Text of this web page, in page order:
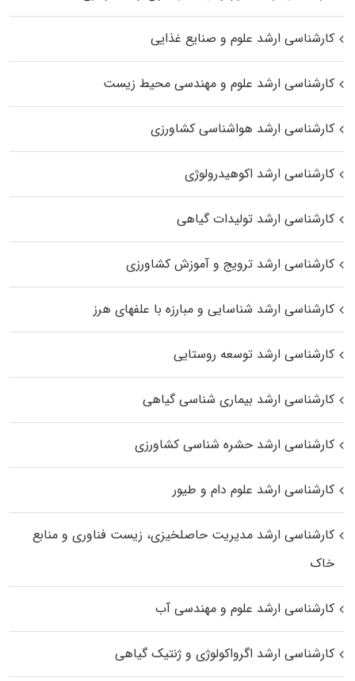
کارشناسی ارشد علوم و صنایع غذایی
کارشناسی ارشد علوم و مهندسی محیط زیست
کارشناسی ارشد هواشناسی کشاورزی
کارشناسی ارشد اکوهیدرولوژی
کارشناسی ارشد تولیدات گیاهی
کارشناسی ارشد ترویج و آموزش کشاورزی
کارشناسی ارشد شناسایی و مبارزه با علفهای هرز
کارشناسی ارشد توسعه روستایی
کارشناسی ارشد بیماری‌ شناسی گیاهی
کارشناسی ارشد حشره‌ شناسی کشاورزی
کارشناسی ارشد علوم دام و طیور
کارشناسی ارشد مدیریت حاصلخیزی، زیست فناوری و منابع
خاک
کارشناسی ارشد علوم و مهندسی آب
کارشناسی ارشد اگرواکولوژی و ژنتیک گیاهی